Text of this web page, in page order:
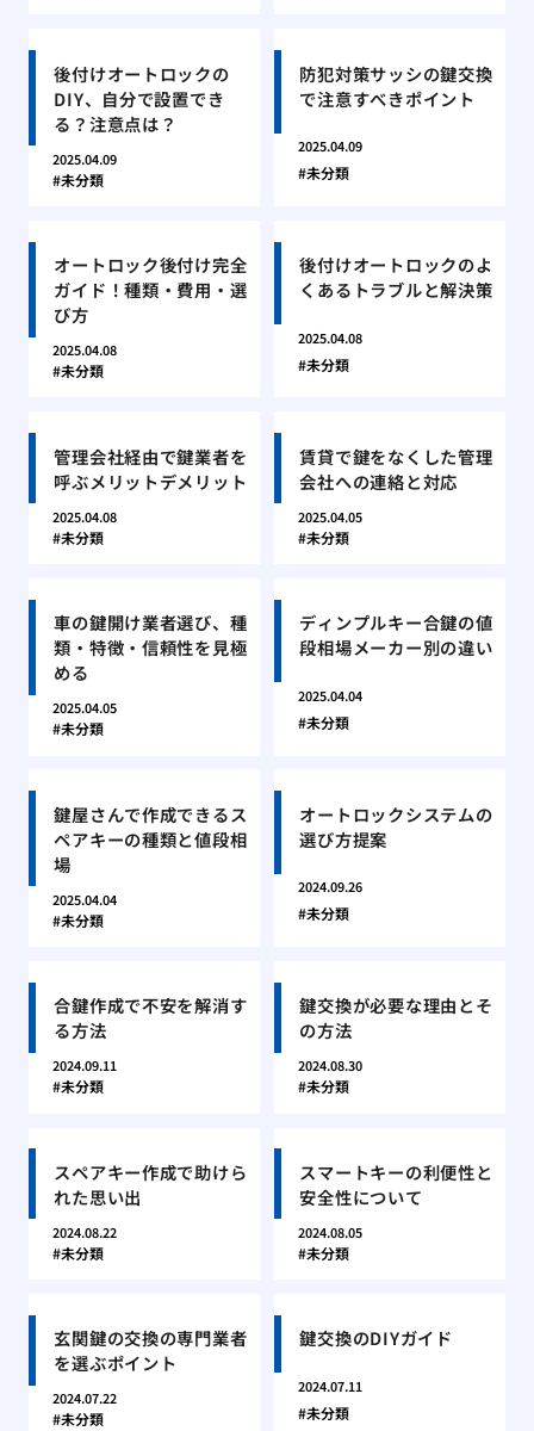
後付けオートロックの
DIY、自分で設置でき
る？注意点は？
2025.04.09
未分類
防犯対策サッシの鍵交換
で注意すべきポイント
2025.04.09
未分類
オートロック後付け完全
ガイド！種類・費用・選
び方
2025.04.08
未分類
後付けオートロックのよ
くあるトラブルと解決策
2025.04.08
未分類
管理会社経由で鍵業者を
呼ぶメリットデメリット
2025.04.08
未分類
賃貸で鍵をなくした管理
会社への連絡と対応
2025.04.05
未分類
車の鍵開け業者選び、種
類・特徴・信頼性を見極
める
2025.04.05
未分類
ディンプルキー合鍵の値
段相場メーカー別の違い
2025.04.04
未分類
鍵屋さんで作成できるス
ペアキーの種類と値段相
場
2025.04.04
未分類
オートロックシステムの
選び方提案
2024.09.26
未分類
合鍵作成で不安を解消す
る方法
2024.09.11
未分類
鍵交換が必要な理由とそ
の方法
2024.08.30
未分類
スペアキー作成で助けら
れた思い出
2024.08.22
未分類
スマートキーの利便性と
安全性について
2024.08.05
未分類
玄関鍵の交換の専門業者
を選ぶポイント
2024.07.22
未分類
鍵交換のDIYガイド
2024.07.11
未分類